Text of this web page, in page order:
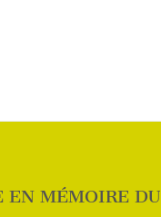
EN MÉMOIRE DU